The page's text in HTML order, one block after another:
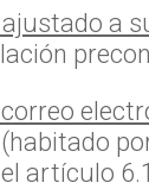
a
artículo